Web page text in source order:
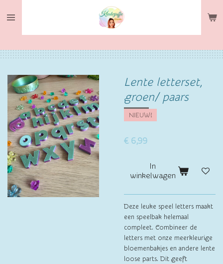
direct
hoofdinhoud
Lente letterset,
groen/ paars
NIEUW!
€ 6,99
In
winkelwagen
Deze leuke speel letters maakt
een speelbak helemaal
compleet. Combineer de
letters met onze meerkleurige
bloemenbakjes en andere lente
loose parts. Dit geeft